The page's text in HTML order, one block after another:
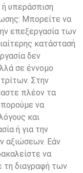
ή υπεράσπιση
Μπορείτε να
επεξεργασία των
κατάστασή
δεν
σε έννομο
Στην
πλέον τα
να
και
ή για την
αξιώσεων. Εάν
να
τη διαγραφή των